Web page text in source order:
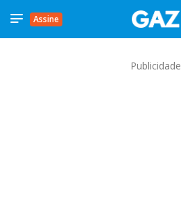
Assine
Publicidade